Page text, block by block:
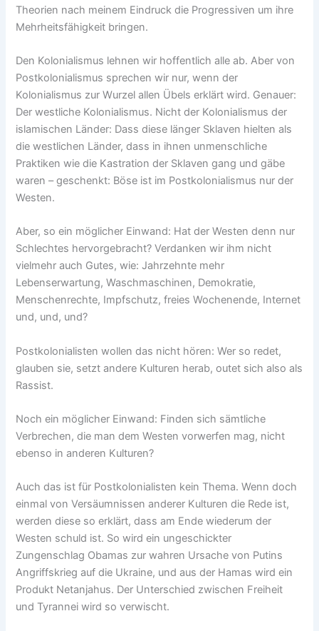
Theorien nach meinem Eindruck die Progressiven um ihre
Mehrheitsfähigkeit bringen.
Den Kolonialismus lehnen wir hoffentlich alle ab. Aber von
Postkolonialismus sprechen wir nur, wenn der
Kolonialismus zur Wurzel allen Übels erklärt wird. Genauer:
Der westliche Kolonialismus. Nicht der Kolonialismus der
islamischen Länder: Dass diese länger Sklaven hielten als
die westlichen Länder, dass in ihnen unmenschliche
Praktiken wie die Kastration der Sklaven gang und gäbe
waren – geschenkt: Böse ist im Postkolonialismus nur der
Westen.
Aber, so ein möglicher Einwand: Hat der Westen denn nur
Schlechtes hervorgebracht? Verdanken wir ihm nicht
vielmehr auch Gutes, wie: Jahrzehnte mehr
Lebenserwartung, Waschmaschinen, Demokratie,
Menschenrechte, Impfschutz, freies Wochenende, Internet
und, und, und?
Postkolonialisten wollen das nicht hören: Wer so redet,
glauben sie, setzt andere Kulturen herab, outet sich also als
Rassist.
Noch ein möglicher Einwand: Finden sich sämtliche
Verbrechen, die man dem Westen vorwerfen mag, nicht
ebenso in anderen Kulturen?
Auch das ist für Postkolonialisten kein Thema. Wenn doch
einmal von Versäumnissen anderer Kulturen die Rede ist,
werden diese so erklärt, dass am Ende wiederum der
Westen schuld ist. So wird ein ungeschickter
Zungenschlag Obamas zur wahren Ursache von Putins
Angriffskrieg auf die Ukraine, und aus der Hamas wird ein
Produkt Netanjahus. Der Unterschied zwischen Freiheit
und Tyrannei wird so verwischt.